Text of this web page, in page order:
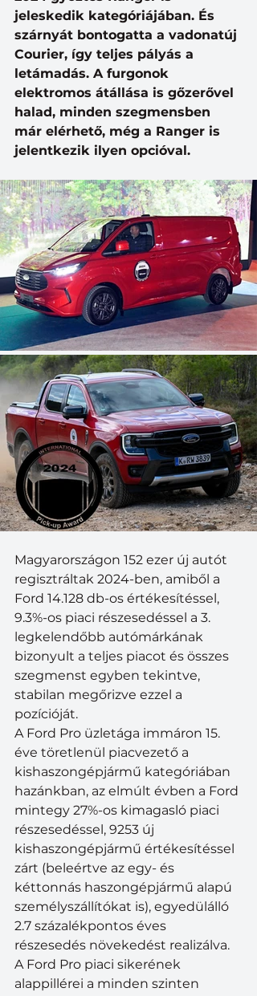
jeleskedik kategóriájában. És
szárnyát bontogatta a vadonatúj
Courier, így teljes pályás a
letámadás. A furgonok
elektromos átállása is gőzerővel
halad, minden szegmensben
már elérhető, még a Ranger is
jelentkezik ilyen opcióval.
Magyarországon 152 ezer új autót
regisztráltak 2024-ben, amiből a
Ford 14.128 db-os értékesítéssel,
9.3%-os piaci részesedéssel a 3.
legkelendőbb autómárkának
bizonyult a teljes piacot és összes
szegmenst egyben tekintve,
stabilan megőrizve ezzel a
pozícióját.
A Ford Pro üzletága immáron 15.
éve töretlenül piacvezető a
kishaszongépjármű kategóriában
hazánkban, az elmúlt évben a Ford
mintegy 27%-os kimagasló piaci
részesedéssel, 9253 új
kishaszongépjármű értékesítéssel
zárt (beleértve az egy- és
kéttonnás haszongépjármű alapú
személyszállítókat is), egyedülálló
2.7 százalékpontos éves
részesedés növekedést realizálva.
A Ford Pro piaci sikerének
alappillérei a minden szinten